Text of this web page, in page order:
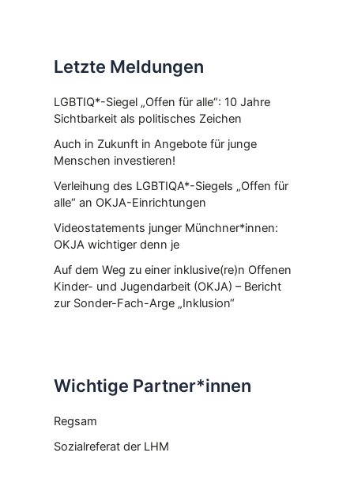
Letzte Meldungen
LGBTIQ*-Siegel „Offen für alle“: 10 Jahre
Sichtbarkeit als politisches Zeichen
Auch in Zukunft in Angebote für junge
Menschen investieren!
Verleihung des LGBTIQA*-Siegels „Offen für
alle“ an OKJA-Einrichtungen
Videostatements junger Münchner*innen:
OKJA wichtiger denn je
Auf dem Weg zu einer inklusive(re)n Offenen
Kinder- und Jugendarbeit (OKJA) – Bericht
zur Sonder-Fach-Arge „Inklusion“
Wichtige Partner*innen
Regsam
Sozialreferat der LHM